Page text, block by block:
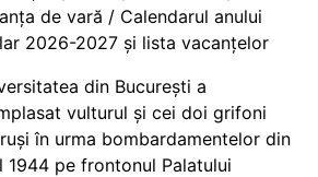
de vară / Calendarul anului
2026-2027 și lista vacanțelor
din București a
vulturul și cei doi grifoni
în urma bombardamentelor din
1944 pe frontonul Palatului